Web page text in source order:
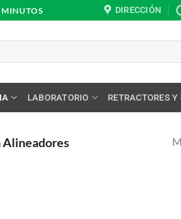
MINUTOS DIRECCIÓN
LABORATORIO RETRACTORES Y